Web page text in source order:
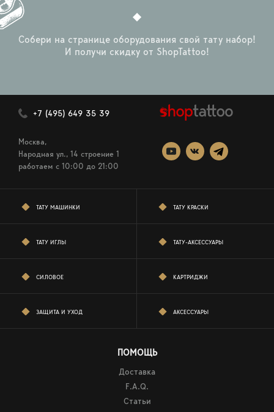
Собери на странице оборудования свой тату набор!
И получи скидку от ShopTattoo!
+7 (495) 649 35 39
Москва,
Народная ул., 14 строение 1
работаем c 10:00 до 21:00
ТАТУ МАШИНКИ ТАТУ КРАСКИ
ТАТУ ИГЛЫ ТАТУ-АКСЕССУАРЫ
СИЛОВОЕ КАРТРИДЖИ
ЗАЩИТА И УХОД АКСЕССУАРЫ
ПОМОЩЬ
Доставка
F.A.Q.
Статьи